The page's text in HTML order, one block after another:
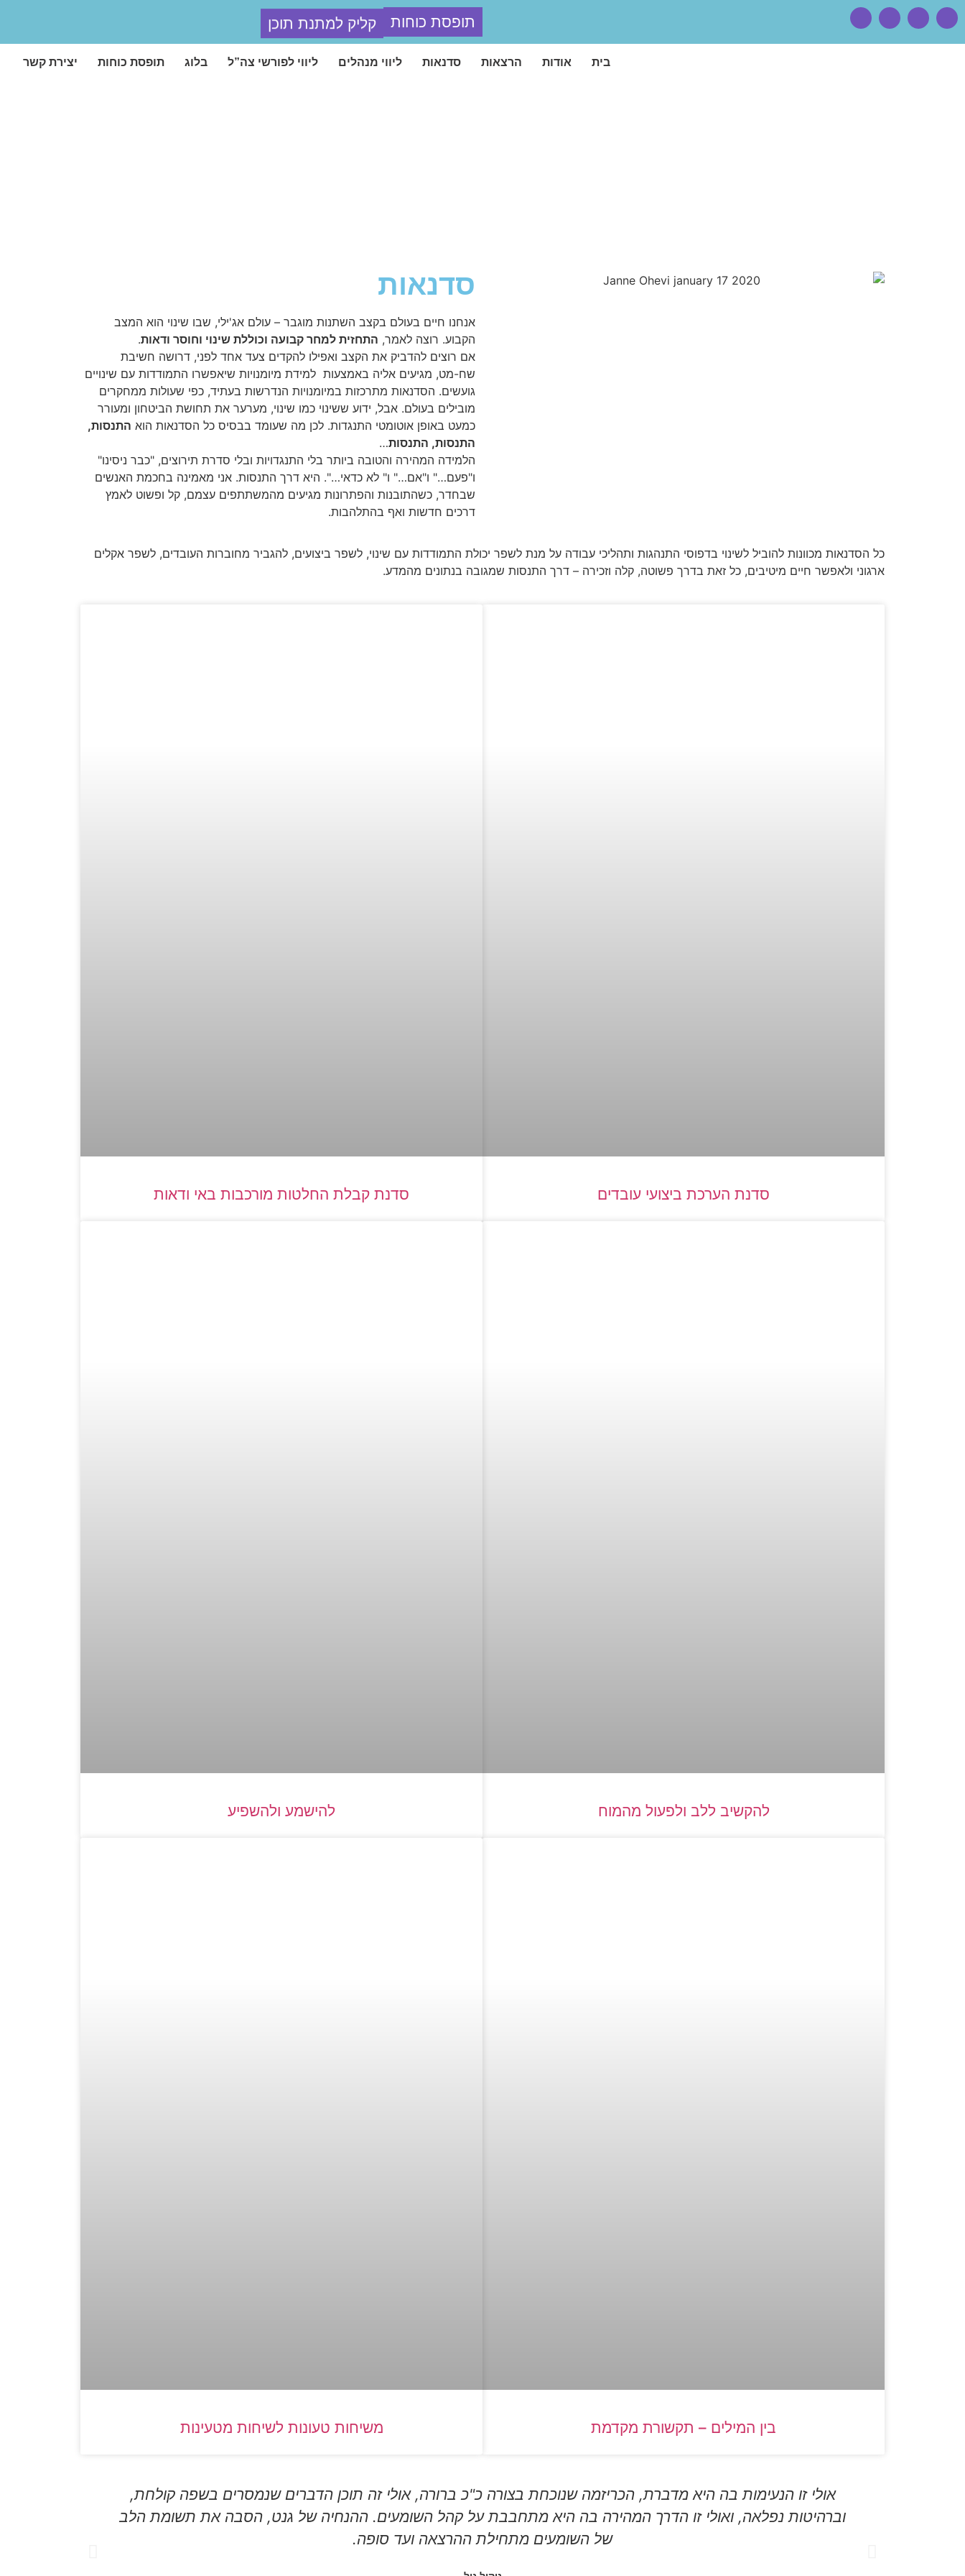
תופסת כוחות קליק למתנת תוכן
בית אודות הרצאות סדנאות ליווי מנהלים ליווי לפורשי צה”ל בלוג תופסת כוחות יצירת קשר
סדנאות
אנחנו חיים בעולם בקצב השתנות מוגבר – עולם אג'ילי, שבו שינוי הוא המצב
הקבוע. רוצה לאמר, התחזית למחר קבועה וכוללת שינוי וחוסר ודאות.
אם רוצים להדביק את הקצב ואפילו להקדים צעד אחד לפני, דרושה חשיבת
שח-מט, מגיעים אליה באמצעות למידת מיומנויות שיאפשרו התמודדות עם שינויים
גועשים. הסדנאות מתרכזות במיומנויות הנדרשות בעתיד, כפי שעולות ממחקרים
מובילים בעולם. אבל, ידוע ששינוי כמו שינוי, מערער את תחושת הביטחון ומעורר
כמעט באופן אוטומטי התנגדות. לכן מה שעומד בבסיס כל הסדנאות הוא התנסות,
התנסות, התנסות…
הלמידה המהירה והטובה ביותר בלי התנגדויות ובלי סדרת תירוצים, "כבר ניסינו"
ו"פעם…" ו"אם…" ו" לא כדאי…". היא דרך התנסות. אני מאמינה בחכמת האנשים
שבחדר, כשהתובנות והפתרונות מגיעים מהמשתתפים עצמם, קל ופשוט לאמץ
דרכים חדשות ואף בהתלהבות.
כל הסדנאות מכוונות להוביל לשינוי בדפוסי התנהגות ותהליכי עבודה על מנת לשפר יכולת התמודדות עם שינוי, לשפר ביצועים, להגביר מחוברות העובדים, לשפר אקלים
ארגוני ולאפשר חיים מיטיבים, כל זאת בדרך פשוטה, קלה וזכירה – דרך התנסות שמגובה בנתונים מהמדע.
סדנת הערכת ביצועי עובדים סדנת קבלת החלטות מורכבות באי ודאות
להקשיב ללב ולפעול מהמוח להישמע ולהשפיע
בין המילים – תקשורת מקדמת משיחות טעונות לשיחות מטעינות
אולי זו הנעימות בה היא מדברת, הכריזמה שנוכחת בצורה כ"כ ברורה, אולי זה תוכן הדברים שנמסרים בשפה קולחת,
וברהיטות נפלאה, ואולי זו הדרך המהירה בה היא מתחבבת על קהל השומעים. ההנחיה של גנט, הסבה את תשומת הלב
של השומעים מתחילת ההרצאה ועד סופה.